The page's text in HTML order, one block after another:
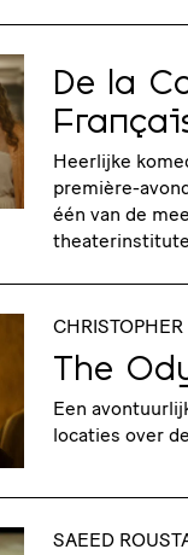
De la
Heerlijke
première-
één van de
The
Een
locaties over
SAEED